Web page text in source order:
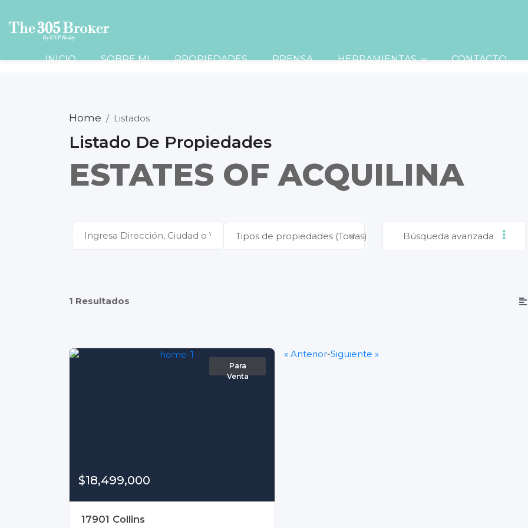
INICIO SOBRE MI PROPIEDADES PRENSA HERRAMIENTAS CONTACTO
Home / Listados
Listado De Propiedades
ESTATES OF ACQUILINA
Tipos de propiedades (Todas) Búsqueda avanzada
1 Resultados
Para
Venta
$18,499,000
17901 Collins
« Anterior-Siguiente »